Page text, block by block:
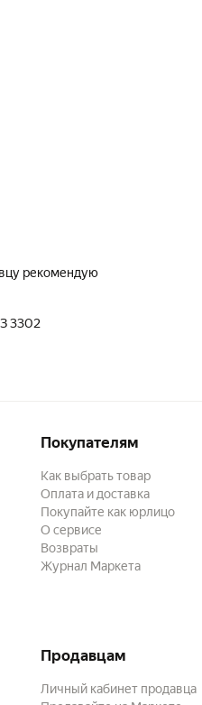
рекомендую
3302
Покупателям
Как выбрать товар
Оплата и доставка
Покупайте как юрлицо
О сервисе
Возвраты
Журнал Маркета
Продавцам
Личный кабинет продавца